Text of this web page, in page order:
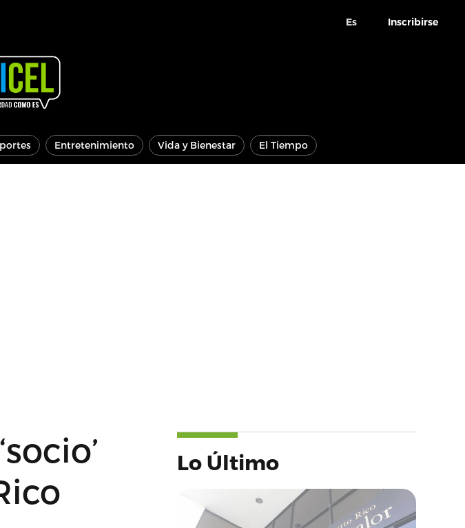
Es Inscribirse
Entretenimiento Vida y Bienestar El Tiempo
Lo Último